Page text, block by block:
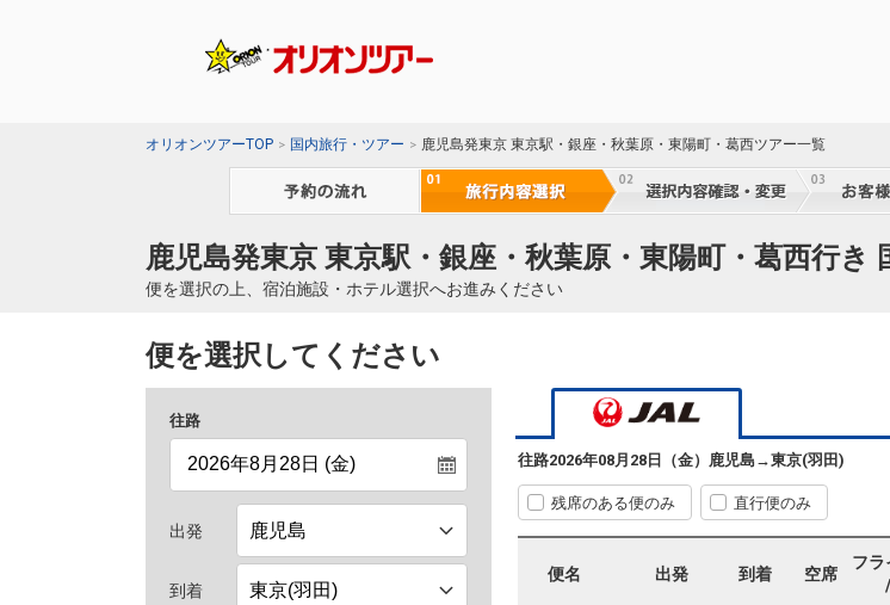
オリオンツアーTOP 国内旅行・ツアー 鹿児島発東京 東京駅・銀座・秋葉原・東陽町・葛西ツアー一覧
鹿児島発東京 東京駅・銀座・秋葉原・東陽町・葛西行き
便を選択の上、宿泊施設・ホテル選択へお進みください
便を選択してください
往路
出発
到着
往路2026年08月28日（金） 鹿児島 →東京(羽田)
残席のある便のみ 直行便のみ
便名 出発 到着 空席
フラ